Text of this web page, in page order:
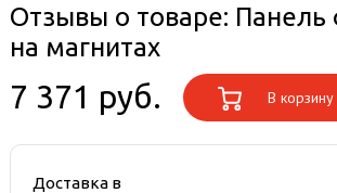
Отзывы о товаре: Панель
на магнитах
7 371 руб. В корзину
Доставка в